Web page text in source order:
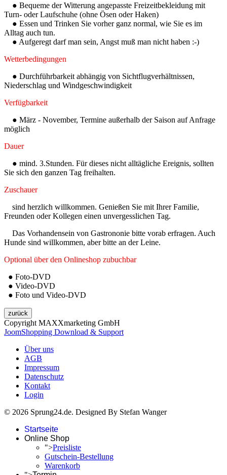
● Bequeme der Witterung angepasste Freizeitbekleidung mit
Turn- oder Laufschuhe (ohne Ösen oder Haken)
● Essen und Trinken Sie vorher ganz normal, wie Sie es im
Alltag auch tun.
● Aufgeregt darf man sein, Angst muß man nicht haben :-)
Wetterbedingungen
● Durchführbarkeit abhängig von Sichtflugverhältnissen,
Niederschlag und Windgeschwindigkeit
Verfügbarkeit
● März - November, Termine außerhalb der Saison auf Anfrage
möglich
Dauer
● mind. 3.Stunden. Für dieses nicht alltägliche Ereignis, sollten
Sie sich den ganzen Tag freihalten.
Zuschauer
sind herzlich willkommen. Genießen Sie mit Ihrer Familie,
Freunden oder Kollegen einen unvergesslichen Tag.
Das Vorhandensein von Gastrononie bitte vorab erfragen. Auch
Hunde sind willkommen, aber bitte an der Leine.
Optional über den Onlineshop zubuchbar
● Foto-DVD
● Video-DVD
● Foto und Video-DVD
Copyright MAXXmarketing GmbH
JoomShopping Download & Support
Über uns
AGB
Impressum
Datenschutz
Kontakt
Login
© 2026 Sprung24.de. Designed By Stefan Wanger
Startseite
Online Shop
">Preisliste
Gutschein-Bestellung
Warenkorb